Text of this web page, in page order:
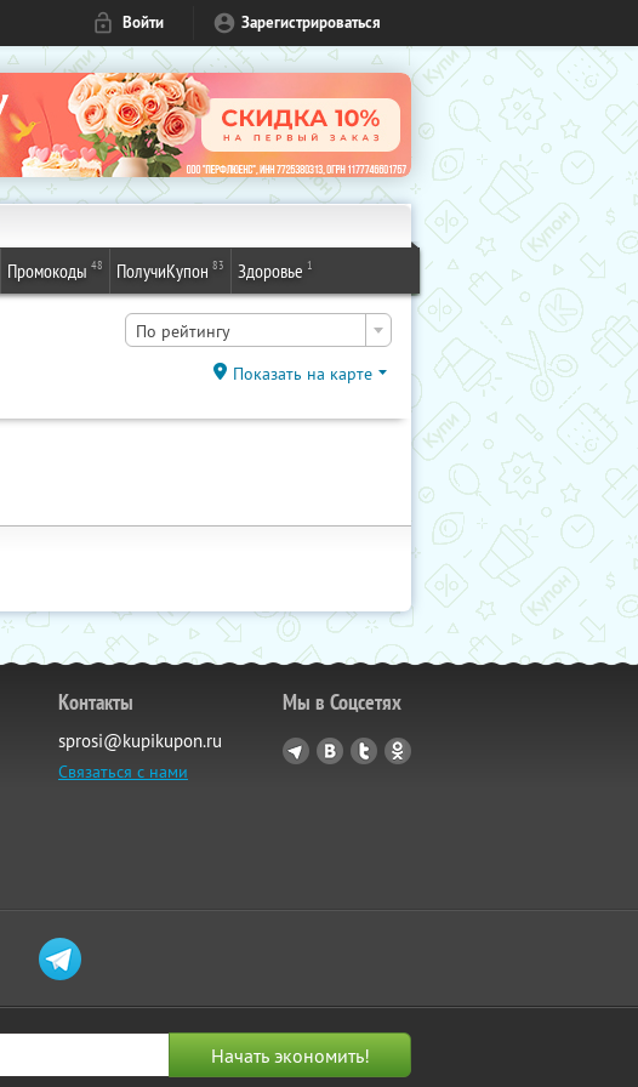
Войти Зарегистрироваться
Промокоды 48 ПолучиКупон 83 Здоровье 1
По рейтингу
Показать на карте
Контакты
sprosi@kupikupon.ru
Связаться с нами
Мы в Соцсетях